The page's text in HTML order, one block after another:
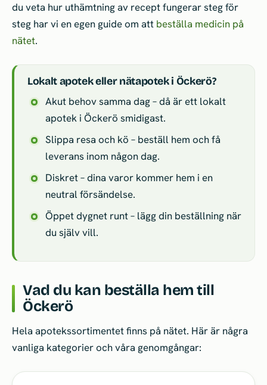
du veta hur uthämtning av recept fungerar steg för
steg har vi en egen guide om att beställa medicin på
nätet.
Lokalt apotek eller nätapotek i Öckerö?
Akut behov samma dag – då är ett lokalt
apotek i Öckerö smidigast.
Slippa resa och kö – beställ hem och få
leverans inom någon dag.
Diskret – dina varor kommer hem i en
neutral försändelse.
Öppet dygnet runt – lägg din beställning när
du själv vill.
Vad du kan beställa hem till
Öckerö
Hela apotekssortimentet finns på nätet. Här är några
vanliga kategorier och våra genomgångar: